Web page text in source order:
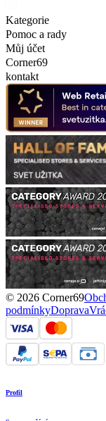
Kategorie
Pomoc a rady
Můj účet
Corner69
kontakt
© 2026 Corner69
podmínkyDoprava
Profil